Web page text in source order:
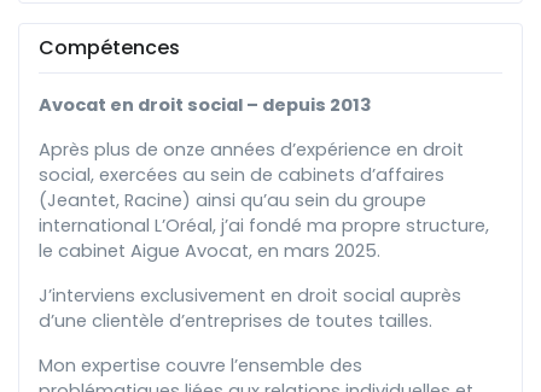
Compétences
Avocat en droit social – depuis 2013
Après plus de onze années d’expérience en droit
social, exercées au sein de cabinets d’affaires
(Jeantet, Racine) ainsi qu’au sein du groupe
international L’Oréal, j’ai fondé ma propre structure,
le cabinet Aigue Avocat, en mars 2025.
J’interviens exclusivement en droit social auprès
d’une clientèle d’entreprises de toutes tailles.
Mon expertise couvre l’ensemble des